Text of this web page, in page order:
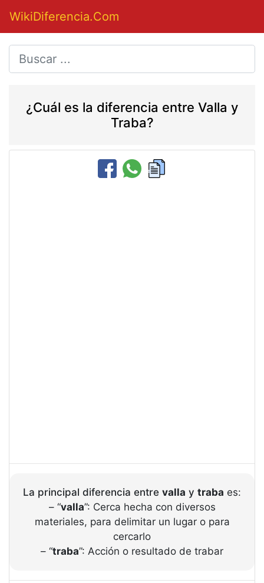
WikiDiferencia.Com
¿Cuál es la diferencia entre Valla y
Traba?
La principal diferencia entre valla y traba es:
– “valla”: Cerca hecha con diversos
materiales, para delimitar un lugar o para
cercarlo
– “traba”: Acción o resultado de trabar